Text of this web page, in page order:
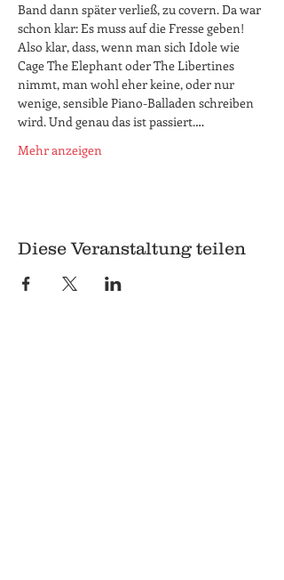
Band dann später verließ, zu covern. Da war
schon klar: Es muss auf die Fresse geben!
Also klar, dass, wenn man sich Idole wie
Cage The Elephant oder The Libertines
nimmt, man wohl eher keine, oder nur
wenige, sensible Piano-Balladen schreiben
wird. Und genau das ist passiert.…
Mehr anzeigen
Diese Veranstaltung teilen